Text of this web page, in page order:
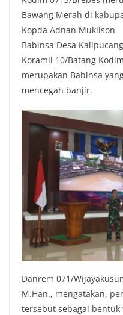
Bawang Merah di
Kopda Adnan Muklison
Babinsa Desa Kalipucang
Koramil 10/Batang
merupakan Babinsa
mencegah banjir.
Danrem 071/
M.Han., mengatakan,
tersebut sebagai